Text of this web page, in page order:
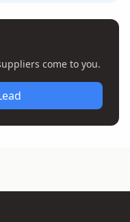
come to you.